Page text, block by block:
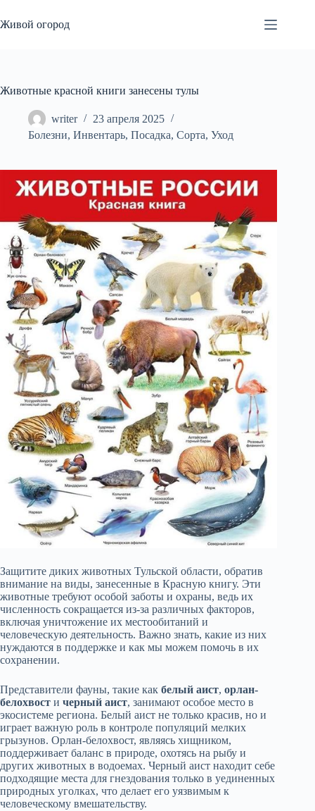
к
сути
Живой огород
Животные красной книги занесены тулы
writer
23 апреля 2025
Болезни, Инвентарь, Посадка, Сорта, Уход
Защитите диких животных Тульской области, обратив
внимание на виды, занесенные в Красную книгу. Эти
животные требуют особой заботы и охраны, ведь их
численность сокращается из-за различных факторов,
включая уничтожение их местообитаний и
человеческую деятельность. Важно знать, какие из них
нуждаются в поддержке и как мы можем помочь в их
сохранении.
Представители фауны, такие как белый аист, орлан-
белохвост и черный аист, занимают особое место в
экосистеме региона. Белый аист не только красив, но и
играет важную роль в контроле популяций мелких
грызунов. Орлан-белохвост, являясь хищником,
поддерживает баланс в природе, охотясь на рыбу и
других животных в водоемах. Черный аист находит себе
подходящие места для гнездования только в уединенных
природных уголках, что делает его уязвимым к
человеческому вмешательству.